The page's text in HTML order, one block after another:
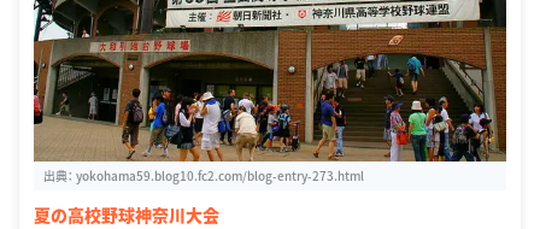
出典： yokohama59.blog10.fc2.com/blog-entry-273.html
夏の高校野球神奈川大会